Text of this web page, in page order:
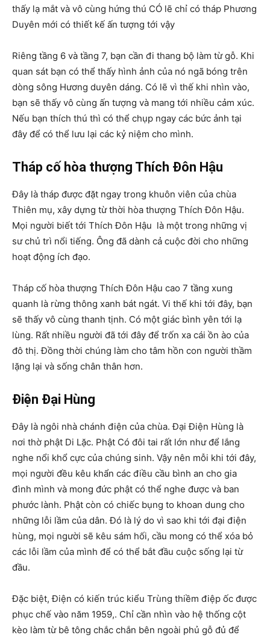
thấy lạ mắt và vô cùng hứng thú CÓ lẽ chỉ có tháp Phương
Duyên mới có thiết kế ấn tượng tới vậy
Riêng tầng 6 và tầng 7, bạn cần đi thang bộ làm từ gỗ. Khi
quan sát bạn có thể thấy hình ảnh của nó ngã bóng trên
dòng sông Hương duyên dáng. Có lẽ vì thế khi nhìn vào,
bạn sẽ thấy vô cùng ấn tượng và mang tới nhiều cảm xúc.
Nếu bạn thích thú thì có thể chụp ngay các bức ảnh tại
đây để có thể lưu lại các kỷ niệm cho mình.
Tháp cố hòa thượng Thích Đôn Hậu
Đây là tháp được đặt ngay trong khuôn viên của chùa
Thiên mụ, xây dựng từ thời hòa thượng Thích Đôn Hậu.
Mọi người biết tới Thích Đôn Hậu là một trong những vị
sư chủ trì nổi tiếng. Ông đã dành cả cuộc đời cho những
hoạt động ích đạo.
Tháp cố hòa thượng Thích Đôn Hậu cao 7 tầng xung
quanh là rừng thông xanh bát ngát. Vi thế khi tới đây, bạn
sẽ thấy vô cùng thanh tịnh. Có một giác bình yên tới lạ
lùng. Rất nhiều người đã tới đây để trốn xa cái ồn ào của
đô thị. Đồng thời chúng làm cho tâm hồn con người thầm
lặng lại và sống chân thân hơn.
Điện Đại Hùng
Đây là ngôi nhà chánh điện của chùa. Đại Điện Hùng là
nơi thờ phật Di Lặc. Phật Có đôi tai rất lớn như để lắng
nghe nổi khổ cực của chúng sinh. Vậy nên mỗi khi tới đây,
mọi người đều kêu khẩn các điều cầu bình an cho gia
đình mình và mong đức phật có thể nghe được và ban
phước lành. Phật còn có chiếc bụng to khoan dung cho
những lỗi lầm của dân. Đó là lý do vì sao khi tới đại điện
hùng, mọi người sẽ kêu sám hối, cầu mong có thể xóa bỏ
các lỗi lầm của mình để có thể bắt đầu cuộc sống lại từ
đầu.
Đặc biệt, Điện có kiến trúc kiểu Trùng thiềm điệp ốc được
phục chế vào năm 1959,. Chỉ cần nhìn vào hệ thống cột
kèo làm từ bê tông chắc chắn bên ngoài phủ gỗ đủ để